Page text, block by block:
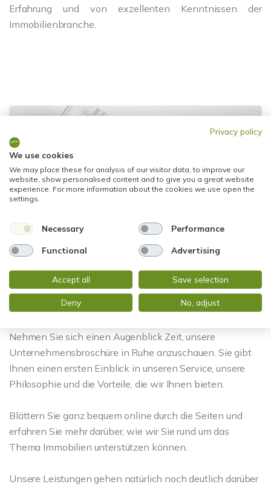
Erfahrung und von exzellenten Kenntnissen der
Immobilienbranche.
Welcher Service erwartet Sie?
Nehmen Sie sich einen Augenblick Zeit, unsere
Unternehmensbroschüre in Ruhe anzuschauen. Sie gibt
Ihnen einen ersten Einblick in unseren Service, unsere
Philosophie und die Vorteile, die wir Ihnen bieten.
Blättern Sie ganz bequem online durch die Seiten und
erfahren Sie mehr darüber, wie wir Sie rund um das
Thema Immobilien unterstützen können.
Unsere Leistungen gehen natürlich noch deutlich darüber
Privacy policy
We use cookies
We may place these for analysis of our visitor data, to improve our
website, show personalised content and to give you a great website
experience. For more information about the cookies we use open the
settings.
Necessary Performance
Functional Advertising
Accept all Save selection
Deny No, adjust